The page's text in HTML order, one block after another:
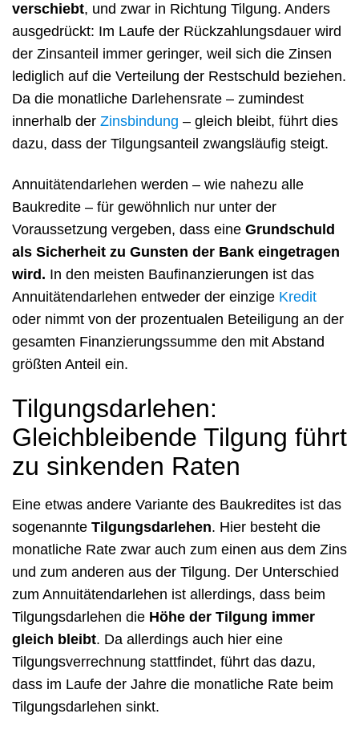
verschiebt, und zwar in Richtung Tilgung. Anders
ausgedrückt: Im Laufe der Rückzahlungsdauer wird
der Zinsanteil immer geringer, weil sich die Zinsen
lediglich auf die Verteilung der Restschuld beziehen.
Da die monatliche Darlehensrate – zumindest
innerhalb der Zinsbindung – gleich bleibt, führt dies
dazu, dass der Tilgungsanteil zwangsläufig steigt.
Annuitätendarlehen werden – wie nahezu alle
Baukredite – für gewöhnlich nur unter der
Voraussetzung vergeben, dass eine Grundschuld
als Sicherheit zu Gunsten der Bank eingetragen
wird. In den meisten Baufinanzierungen ist das
Annuitätendarlehen entweder der einzige Kredit
oder nimmt von der prozentualen Beteiligung an der
gesamten Finanzierungssumme den mit Abstand
größten Anteil ein.
Tilgungsdarlehen:
Gleichbleibende Tilgung führt
zu sinkenden Raten
Eine etwas andere Variante des Baukredites ist das
sogenannte Tilgungsdarlehen. Hier besteht die
monatliche Rate zwar auch zum einen aus dem Zins
und zum anderen aus der Tilgung. Der Unterschied
zum Annuitätendarlehen ist allerdings, dass beim
Tilgungsdarlehen die Höhe der Tilgung immer
gleich bleibt. Da allerdings auch hier eine
Tilgungsverrechnung stattfindet, führt das dazu,
dass im Laufe der Jahre die monatliche Rate beim
Tilgungsdarlehen sinkt.